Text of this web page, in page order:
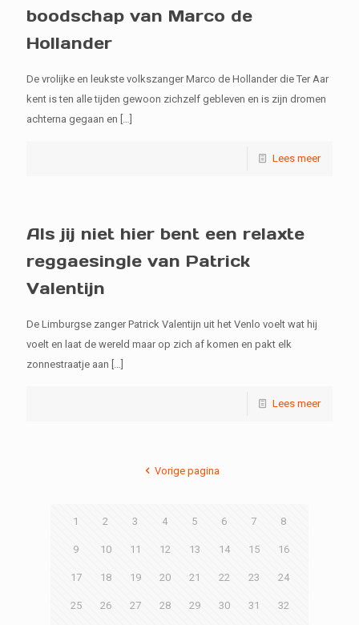
boodschap van Marco de
Hollander
De vrolijke en leukste volkszanger Marco de Hollander die Ter Aar
kent is ten alle tijden gewoon zichzelf gebleven en is zijn dromen
achterna gegaan en
Lees meer
Als jij niet hier bent een relaxte
reggaesingle van Patrick
Valentijn
De Limburgse zanger Patrick Valentijn uit het Venlo voelt wat hij
voelt en laat de wereld maar op zich af komen en pakt elk
zonnestraatje aan
Lees meer
Vorige pagina
1 2 3 4 5 6 7 8
9 10 11 12 13 14 15 16
17 18 19 20 21 22 23 24
25 26 27 28 29 30 31 32